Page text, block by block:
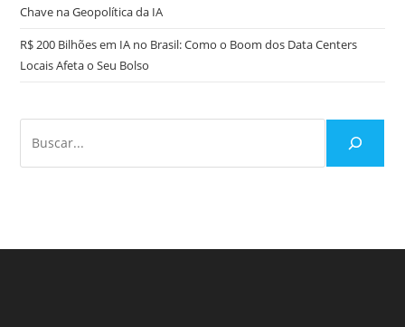
Chave na Geopolítica da IA
R$ 200 Bilhões em IA no Brasil: Como o Boom dos Data Centers
Locais Afeta o Seu Bolso